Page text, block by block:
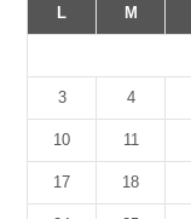
L
M
3 4
10 11
17 18